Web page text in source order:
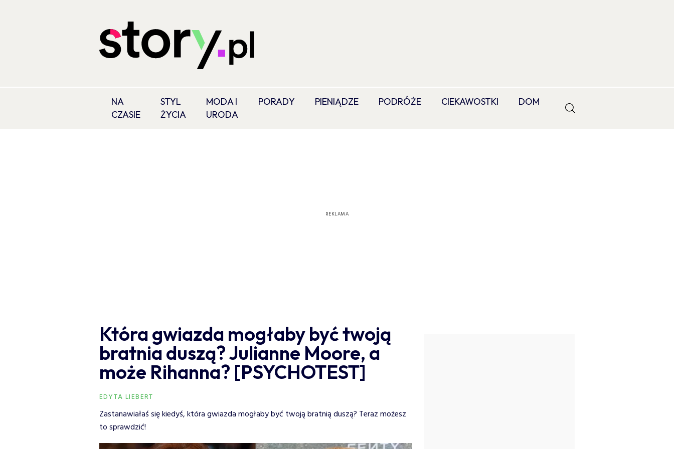
NA
CZASIE
STYL
ŻYCIA
MODA I
URODA
PORADY PIENIĄDZE PODRÓŻE CIEKAWOSTKI DOM
Która gwiazda mogłaby być twoją
bratnia duszą? Julianne Moore, a
może Rihanna? [PSYCHOTEST]
EDYTA LIEBERT
Zastanawiałaś się kiedyś, która gwiazda mogłaby być twoją bratnią duszą? Teraz możesz
to sprawdzić!